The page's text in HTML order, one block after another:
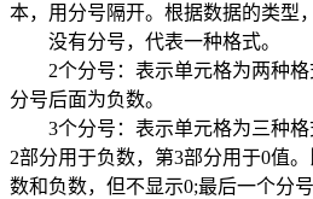
本，用分号隔开。根据数据的类型
没有分号，代表一种格式。
2个分号：表示单元格为两种格
分号后面为负数。
3个分号：表示单元格为三种格
2部分用于负数，第3部分用于0值
数和负数，但不显示0;最后一个分